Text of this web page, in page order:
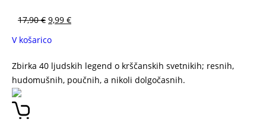
17,90€ 9,99 €
V košarico
Zbirka 40 ljudskih legend o krščanskih svetnikih; resnih,
hudomušnih, poučnih, a nikoli dolgočasnih.